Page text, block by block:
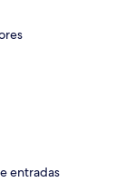
entradas